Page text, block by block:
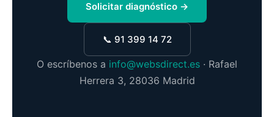
Solicitar diagnóstico →
📞 91 399 14 72
O escríbenos a info@websdirect.es · Rafael
Herrera 3, 28036 Madrid